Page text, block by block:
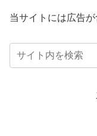
当サイトには広告